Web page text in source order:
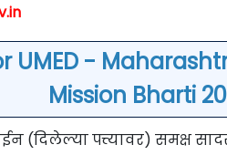
UMED -
Mission Bharti
(दिलेल्या पत्त्यावर) समक्ष